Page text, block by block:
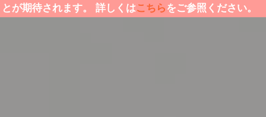
とが期待されます。 詳しくはこちら をご参照ください。